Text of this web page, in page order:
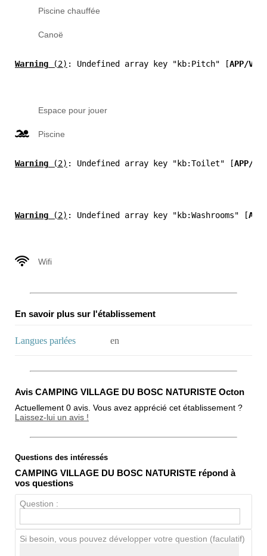
Piscine chauffée
Canoë
Warning (2) : Undefined array key "kb:Pitch" [APP/
Espace pour jouer
Piscine
Warning (2) : Undefined array key "kb:Toilet" [APP/
Warning (2) : Undefined array key "kb:Washrooms" [
Wifi
En savoir plus sur l'établissement
Langues parlées en
Avis CAMPING VILLAGE DU BOSC NATURISTE Octon
Actuellement 0 avis. Vous avez apprécié cet établissement ?
Laissez-lui un avis !
Note globale
Propreté
Chien / chat
Questions des intéressés
CAMPING VILLAGE DU BOSC NATURISTE répond à
vos questions
Question :
Si besoin, vous pouvez développer votre question (faculatif)